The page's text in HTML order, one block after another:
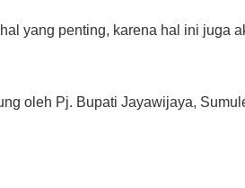
yang penting, karena hal ini juga
oleh Pj. Bupati Jayawijaya,